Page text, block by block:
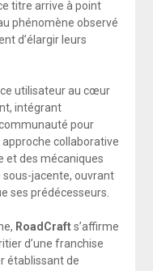
titre arrive à point
phénomène observé
d’élargir leurs
utilisateur au cœur
intégrant
pour
approche collaborative
et des mécaniques
jacente, ouvrant
ses prédécesseurs.
RoadCrafts’affirme
d’une franchise
établissant de